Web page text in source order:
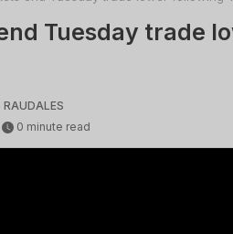
Tuesday trade
RAUDALES
0 minute read